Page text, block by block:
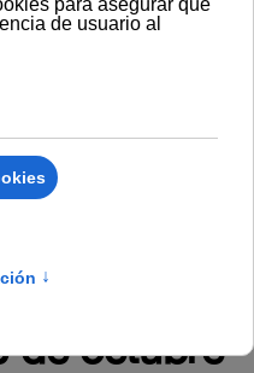
Comunicación
de octubre